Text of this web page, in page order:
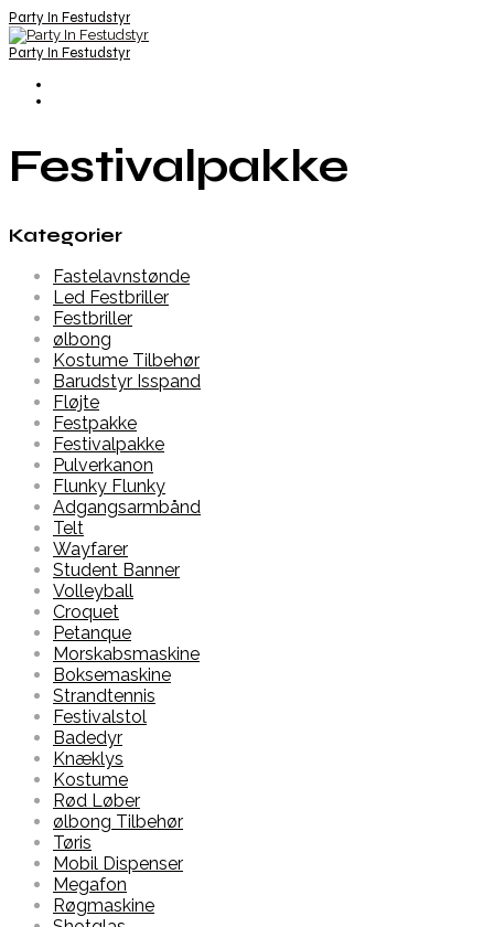
Party In Festudstyr
Party In Festudstyr
Festivalpakke
Kategorier
Fastelavnstønde
Led Festbriller
Festbriller
ølbong
Kostume Tilbehør
Barudstyr Isspand
Fløjte
Festpakke
Festivalpakke
Pulverkanon
Flunky Flunky
Adgangsarmbånd
Telt
Wayfarer
Student Banner
Volleyball
Croquet
Petanque
Morskabsmaskine
Boksemaskine
Strandtennis
Festivalstol
Badedyr
Knæklys
Kostume
Rød Løber
ølbong Tilbehør
Tøris
Mobil Dispenser
Megafon
Røgmaskine